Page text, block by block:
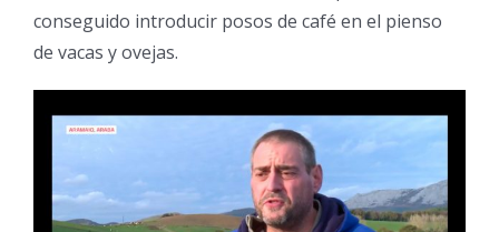
conseguido introducir posos de café en el pienso
de vacas y ovejas.